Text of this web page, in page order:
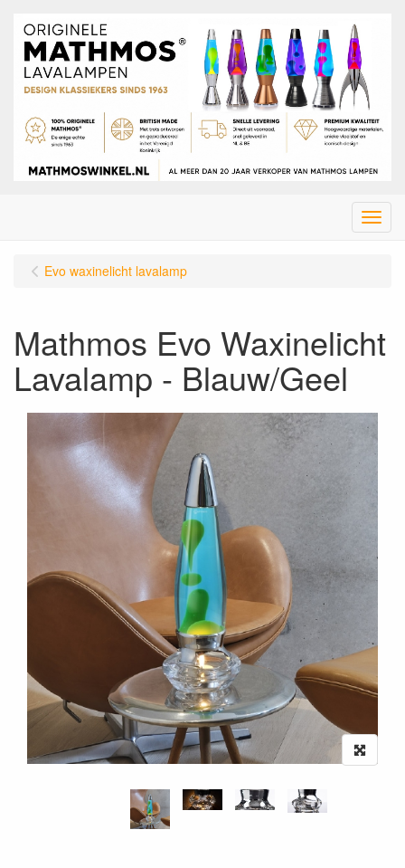
Menu
Evo waxinelicht lavalamp
Mathmos Evo Waxinelicht
Lavalamp - Blauw/Geel